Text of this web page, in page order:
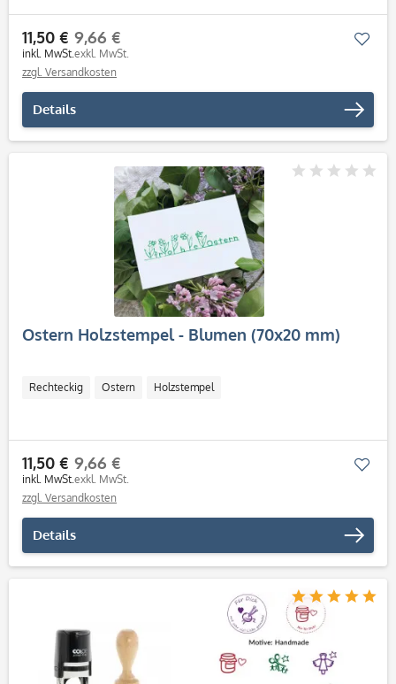
11,50 €
inkl. MwSt.
9,66 €
exkl. MwSt.
zzgl. Versandkosten
Details
Ostern Holzstempel - Blumen (70x20 mm)
Rechteckig Ostern Holzstempel
11,50 €
inkl. MwSt.
9,66 €
exkl. MwSt.
zzgl. Versandkosten
Details